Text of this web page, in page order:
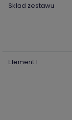
Skład zestawu
Element 1